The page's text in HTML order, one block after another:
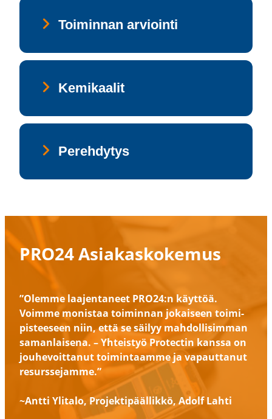
Toi­min­nan ar­vioin­ti
Ke­mi­kaa­lit
Pe­reh­dy­tys
PRO24 Asiakas­ko­kemus
”Olemme laajen­taneet PRO24:n käyttöä.
Voimme monistaa toiminnan jokaiseen toimi­
pis­teeseen niin, että se säilyy mahdol­li­simman
saman­laisena. – Yhteistyö Protectin kanssa on
jouhe­voit­tanut toimin­taamme ja vapaut­tanut
resurs­se­jamme.”
~Antti Ylitalo, Projek­ti­pääl­likkö, Adolf Lahti